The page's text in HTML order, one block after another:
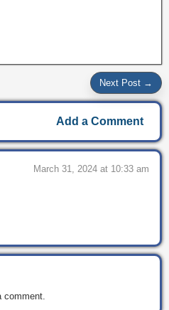
Next Post →
Add a Comment
March 31, 2024 at 10:33 am
comment.